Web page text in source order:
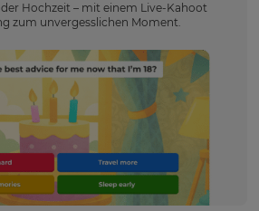
Hochzeit – mit einem Live-Kahoot
zum unvergesslichen Moment.